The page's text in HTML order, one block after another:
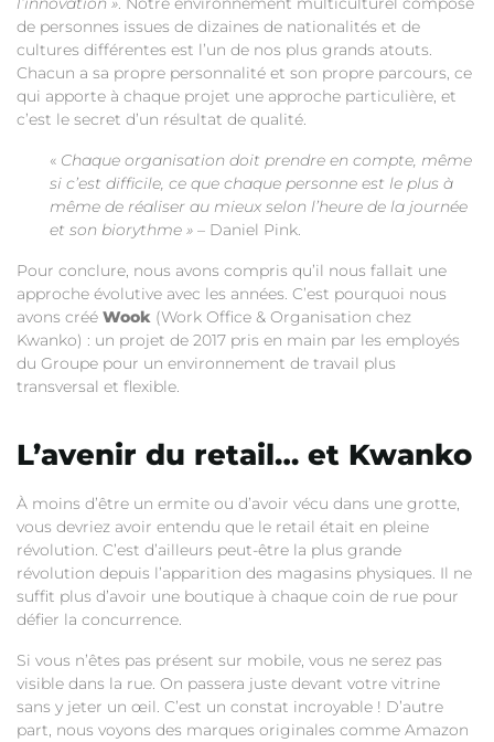
de personnes issues de dizaines de nationalités et de
cultures différentes est l’un de nos plus grands atouts.
Chacun a sa propre personnalité et son propre parcours, ce
qui apporte à chaque projet une approche particulière, et
c’est le secret d’un résultat de qualité.
« Chaque organisation doit prendre en compte, même
si c’est difficile, ce que chaque personne est le plus à
même de réaliser au mieux selon l’heure de la journée
et son biorythme » – Daniel Pink.
Pour conclure, nous avons compris qu’il nous fallait une
approche évolutive avec les années. C’est pourquoi nous
avons créé Wook (Work Office & Organisation chez
Kwanko) : un projet de 2017 pris en main par les employés
du Groupe pour un environnement de travail plus
transversal et flexible.
L’avenir du retail… et Kwanko
À moins d’être un ermite ou d’avoir vécu dans une grotte,
vous devriez avoir entendu que le retail était en pleine
révolution. C’est d’ailleurs peut-être la plus grande
révolution depuis l’apparition des magasins physiques. Il ne
suffit plus d’avoir une boutique à chaque coin de rue pour
défier la concurrence.
Si vous n’êtes pas présent sur mobile, vous ne serez pas
visible dans la rue. On passera juste devant votre vitrine
sans y jeter un œil. C’est un constat incroyable ! D’autre
part, nous voyons des marques originales comme Amazon